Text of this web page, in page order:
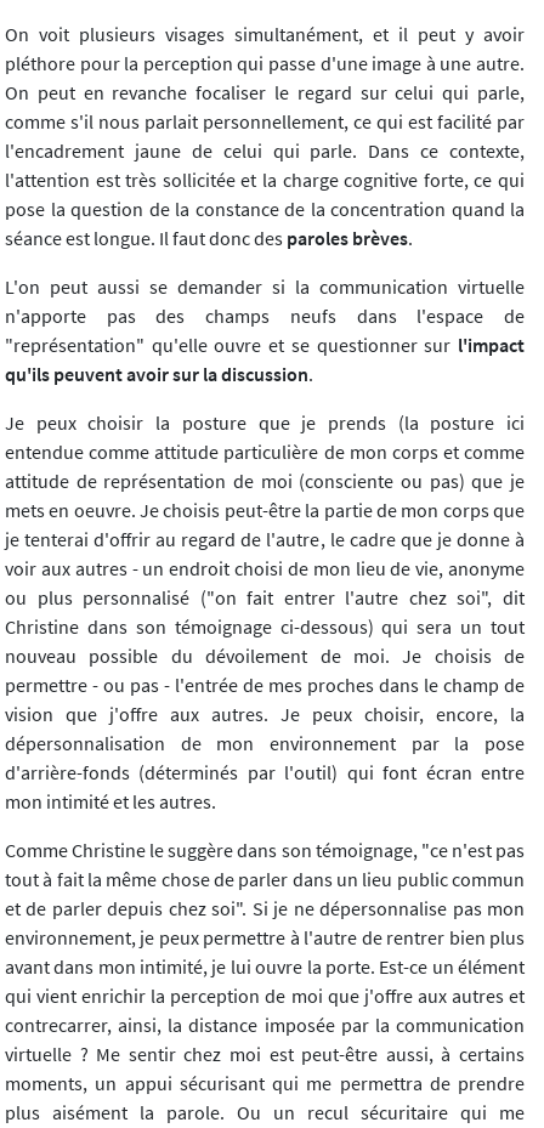
On voit plusieurs visages simultanément, et il peut y avoir
pléthore pour la perception qui passe d'une image à une autre.
On peut en revanche focaliser le regard sur celui qui parle,
comme s'il nous parlait personnellement, ce qui est facilité par
l'encadrement jaune de celui qui parle. Dans ce contexte,
l'attention est très sollicitée et la charge cognitive forte, ce qui
pose la question de la constance de la concentration quand la
séance est longue. Il faut donc des paroles brèves.
L'on peut aussi se demander si la communication virtuelle
n'apporte pas des champs neufs dans l'espace de
"représentation" qu'elle ouvre et se questionner sur l'impact
qu'ils peuvent avoir sur la discussion.
Je peux choisir la posture que je prends (la posture ici
entendue comme attitude particulière de mon corps et comme
attitude de représentation de moi (consciente ou pas) que je
mets en oeuvre. Je choisis peut-être la partie de mon corps que
je tenterai d'offrir au regard de l'autre, le cadre que je donne à
voir aux autres - un endroit choisi de mon lieu de vie, anonyme
ou plus personnalisé ("on fait entrer l'autre chez soi", dit
Christine dans son témoignage ci-dessous) qui sera un tout
nouveau possible du dévoilement de moi. Je choisis de
permettre - ou pas - l'entrée de mes proches dans le champ de
vision que j'offre aux autres. Je peux choisir, encore, la
dépersonnalisation de mon environnement par la pose
d'arrière-fonds (déterminés par l'outil) qui font écran entre
mon intimité et les autres.
Comme Christine le suggère dans son témoignage, "ce n'est pas
tout à fait la même chose de parler dans un lieu public commun
et de parler depuis chez soi". Si je ne dépersonnalise pas mon
environnement, je peux permettre à l'autre de rentrer bien plus
avant dans mon intimité, je lui ouvre la porte. Est-ce un élément
qui vient enrichir la perception de moi que j'offre aux autres et
contrecarrer, ainsi, la distance imposée par la communication
virtuelle ? Me sentir chez moi est peut-être aussi, à certains
moments, un appui sécurisant qui me permettra de prendre
plus aisément la parole. Ou un recul sécuritaire qui me